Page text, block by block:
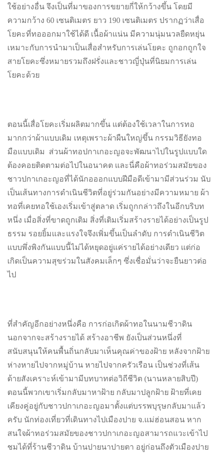
ใช้อย่างอื่น จึงเป็นที่มาของการขยายกี่ให้กว้างขึ้น โดยมี
ความกว้าง 60 เซนติเมตร ยาว 190 เซนติเมตร ปรากฏว่าเสื่อ
โยคะที่ทอออกมาใช้ได้ดี เนื้อผ้าแน่น มีความนุ่มนวลยืดหยุ่น
เหมาะกับการนำมาเป็นเสื่อสำหรับการเล่นโยคะ ถูกอกถูกใจ
สายโยคะซึ่งหมายรวมถึงฝรั่งและชาวญี่ปุ่นที่นิยมการเล่น
โยคะด้วย
ตอนนี้เสื่อโยคะเริ่มผลิตมากขึ้น แต่ต้องใช้เวลาในการทอ
มากกว่าผ้าแบบเดิม เหตุเพราะผ้าผืนใหญ่ขึ้น กรรมวิธียังทอ
มือแบบเดิม ส่วนผ้าทอปกาเกอะญอจะพัฒนาไปในรูปแบบใด
ต้องคอยติดตามต่อไปในอนาคต และนี่คือผ้าทอร่วมสมัยของ
ชาวปกาเกอะญอที่ได้นักอออกแบบฝีมือดีเข้ามามีส่วนร่วม นับ
เป็นเส้นทางการดำเนินชีวิตที่อยู่ร่วมกันอย่างมีความหมาย ผ้า
ทอที่เคยทอใช้เองเริ่มเข้าสู่ตลาด เริ่มถูกกล่าวถึงในอีกบริบท
หนึ่ง เมื่อสิ่งที่ขาดถูกเติม สิ่งที่เติมเริ่มสร้างรายได้อย่างเป็นรูป
ธรรม รอยยิ้มและแรงใจจึงเพิ่มขึ้นเป็นลำดับ การดำเนินชีวิต
แบบพึ่งพิงกันแบบนี้ไม่ได้หยุดอยู่แค่รายได้อย่างเดียว แต่ก่อ
เกิดเป็นความสุขร่วมในสังคมเล็กๆ ซึ่งเชื่อมั่นว่าจะยืนยาวต่อ
ไป
ที่สำคัญอีกอย่างหนึ่งคือ การก่อเกิดผ้าทอในนามชีวาดิน
นอกจากจะสร้างรายได้ สร้างอาชีพ ยังเป็นส่วนหนึ่งที่
สนับสนุนให้คนพื้นถิ่นกลับมาเห็นคุณค่าของฝ้าย หลังจากฝ้าย
ห่างหายไปจากหมู่บ้าน หายไปจากครัวเรือน เป็นช่วงที่เส้น
ด้ายสังเคราะห์เข้ามามีบทบาทต่อวิถีชีวิต (นานหลายสิบปี)
ตอนนี้พวกเขาเริ่มกลับมาหาฝ้าย กลับมาปลูกฝ้าย ฝ้ายที่เคย
เคียงคู่อยู่กับชาวปกาเกอะญอมาตั้งแต่บรรพบุรุษกลับมาแล้ว
ครับ นักท่องเที่ยวที่เดินทางไปเมืองปาย จ.แม่ฮ่อนสอน หาก
สนใจผ้าทอร่วมสมัยของชาวปกาเกอะญอสามารถแวะเข้าไป
ชมได้ที่ร้านชีวาดิน บ้านปายนาปายตา อยู่ก่อนถึงตัวเมืองปาย